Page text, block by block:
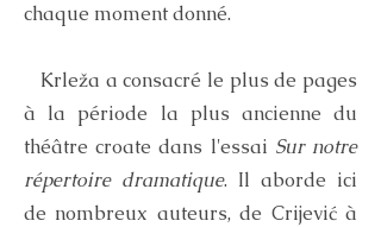
chaque moment donné.
Krleža a consacré le plus de pages
à la période la plus ancienne du
théâtre croate dans l'essai Sur notre
répertoire dramatique. Il aborde ici
de nombreux auteurs, de Crijević à